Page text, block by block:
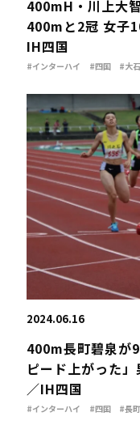
400mH・川上大
400mと2冠 女子
IH四国
#インターハイ #四国 #大
2024.06.16
400m長町碧泉が
ピード上がった
／IH四国
#インターハイ #四国 #長